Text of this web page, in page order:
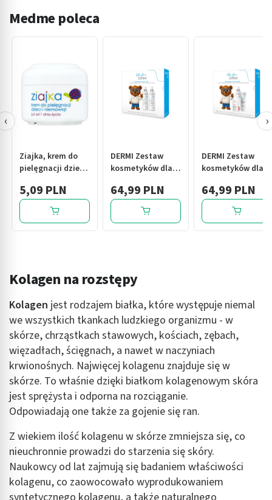
Medme poleca
Ziajka, krem do
pielęgnacji dzieci
5,09 PLN
DERMI Zestaw
kosmetyków dla
(Emulsja
emolientowa do
mycia, Balsam
emolientowy do
64,99 PLN
DERMI Zestaw
kosmetyków dla
(Pomadka
regenerująca,
Balsam
emolientowy,
64,99 PLN
‹ ›
Kolagen na rozstępy
Kolagen jest rodzajem białka, które występuje niemal
we wszystkich tkankach ludzkiego organizmu - w
skórze, chrząstkach stawowych, kościach, zębach,
więzadłach, ścięgnach, a nawet w naczyniach
krwionośnych. Najwięcej kolagenu znajduje się w
skórze. To właśnie dzięki białkom kolagenowym skóra
jest sprężysta i odporna na rozciąganie.
Odpowiadają one także za gojenie się ran.
Z wiekiem ilość kolagenu w skórze zmniejsza się, co
nieuchronnie prowadzi do starzenia się skóry.
Naukowcy od lat zajmują się badaniem właściwości
kolagenu, co zaowocowało wyprodukowaniem